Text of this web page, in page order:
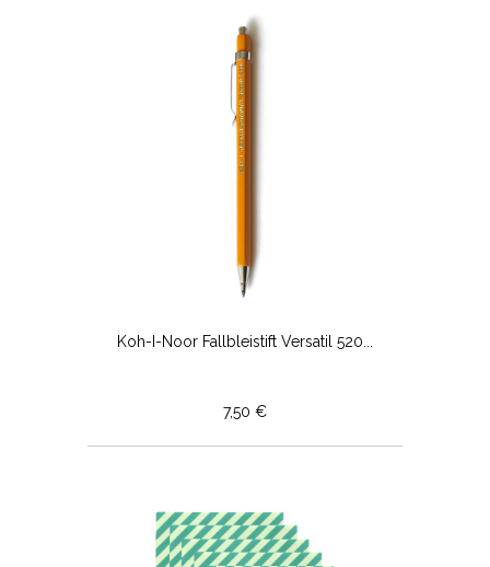
Koh-I-Noor Fallbleistift Versatil 520...
7,50 €